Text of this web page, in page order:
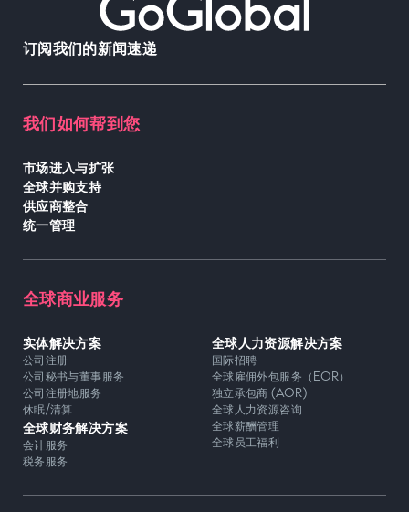
订阅我们的新闻速递
我们如何帮到您
市场进入与扩张
全球并购支持
供应商整合
统一管理
全球商业服务
实体解决方案
公司注册
公司秘书与董事服务
公司注册地服务
休眠/清算
全球财务解决方案
会计服务
税务服务
全球人力资源解决方案
国际招聘
全球雇佣外包服务（EOR）
独立承包商 (AOR)
全球人力资源咨询
全球薪酬管理
全球员工福利